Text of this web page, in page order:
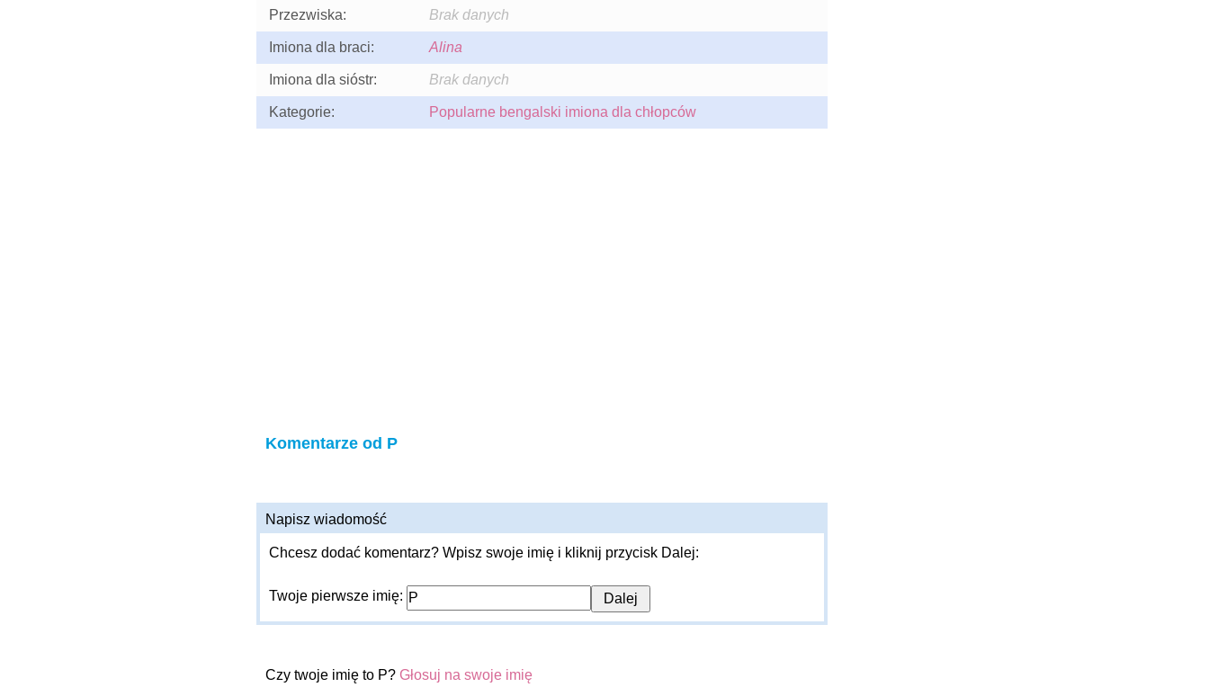
Przezwiska: Brak danych
Imiona dla braci: Alina
Imiona dla sióstr: Brak danych
Kategorie: Popularne bengalski imiona dla chłopców
Komentarze od P
Napisz wiadomość
Chcesz dodać komentarz? Wpisz swoje imię i kliknij przycisk Dalej:
Twoje pierwsze imię:
Czy twoje imię to P? Głosuj na swoje imię